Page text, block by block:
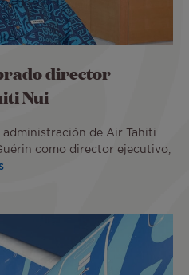
director
Nui
administración de Air Tahiti
como director ejecutivo,